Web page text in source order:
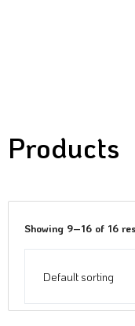
Products
Showing 9–16 of 16